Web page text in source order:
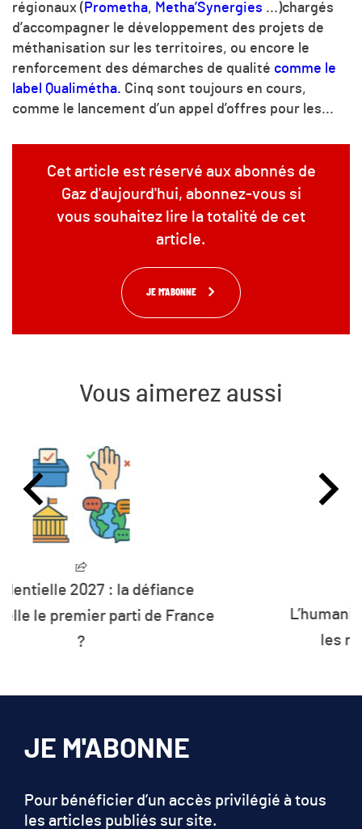
régionaux ( Prometha, Metha’Synergies ...)chargés
d’accompagner le développement des projets de
méthanisation sur les territoires, ou encore le
renforcement des démarches de qualité comme le
label Qualimétha. Cinq sont toujours en cours,
comme le lancement d’un appel d’offres pour les...
Cet article est réservé aux abonnés de
Gaz d'aujourd'hui, abonnez-vous si
vous souhaitez lire la totalité de cet
article.
JE M'ABONNE
Vous aimerez aussi
L’humanité vit désormais à crédit sur
les ressources de la planète
JE M'ABONNE
Pour bénéficier d’un accès privilégié à tous
les articles publiés sur site.